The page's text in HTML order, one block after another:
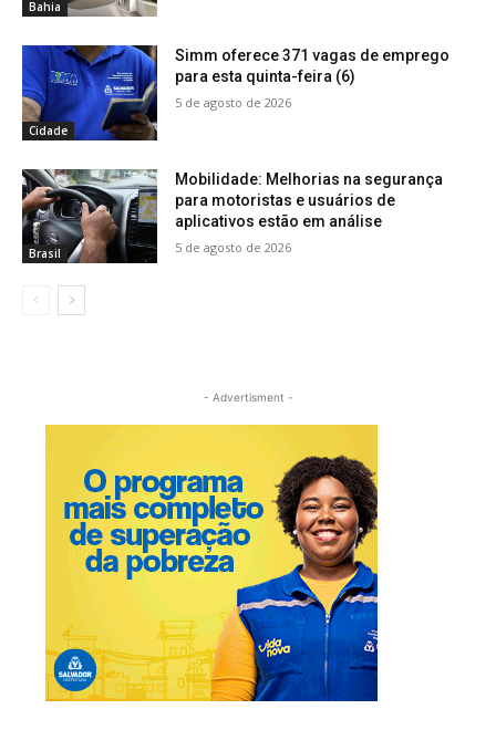
Bahia
Cidade
Simm oferece 371 vagas de emprego
para esta quinta-feira (6)
5 de agosto de 2026
Brasil
Mobilidade: Melhorias na segurança
para motoristas e usuários de
aplicativos estão em análise
5 de agosto de 2026
- Advertisment -